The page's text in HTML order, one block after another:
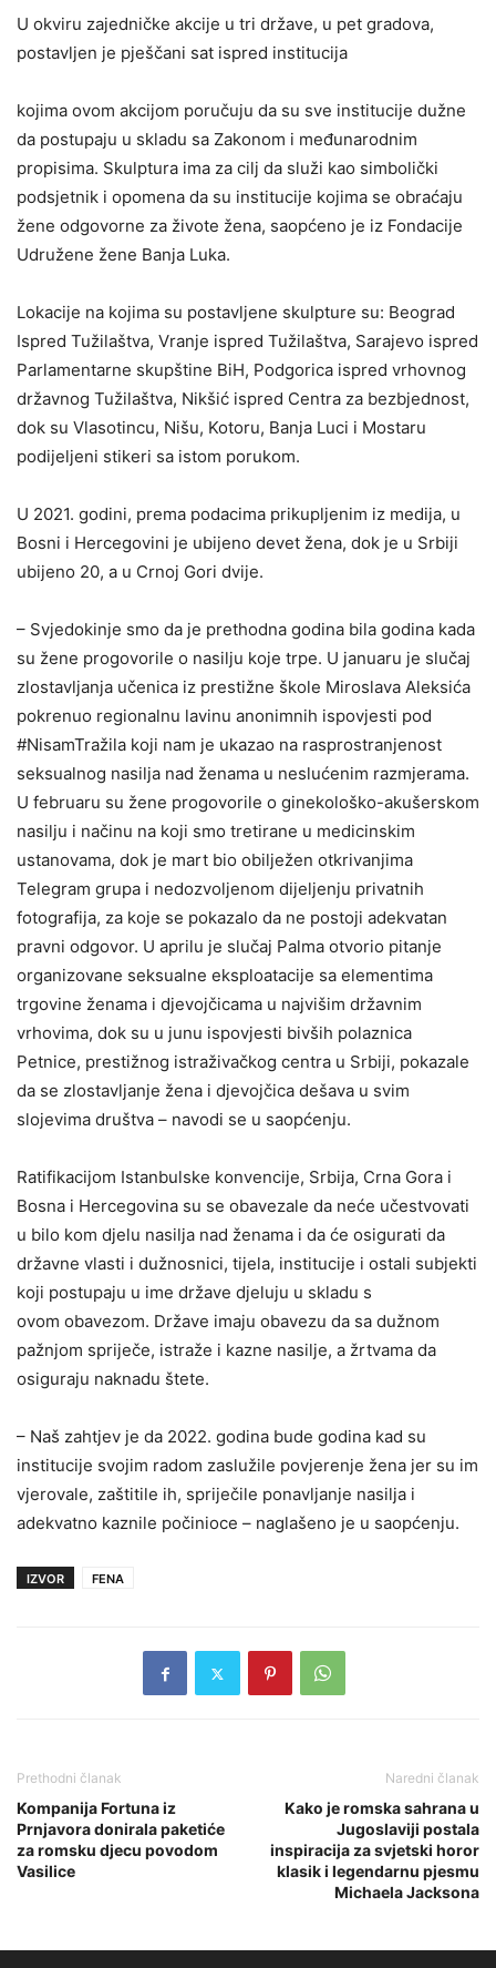
U okviru zajedničke akcije u tri države, u pet gradova,
postavljen je pješčani sat ispred institucija
kojima ovom akcijom poručuju da su sve institucije dužne
da postupaju u skladu sa Zakonom i međunarodnim
propisima. Skulptura ima za cilj da služi kao simbolički
podsjetnik i opomena da su institucije kojima se obraćaju
žene odgovorne za živote žena, saopćeno je iz Fondacije
Udružene žene Banja Luka.
Lokacije na kojima su postavljene skulpture su: Beograd
Ispred Tužilaštva, Vranje ispred Tužilaštva, Sarajevo ispred
Parlamentarne skupštine BiH, Podgorica ispred vrhovnog
državnog Tužilaštva, Nikšić ispred Centra za bezbjednost,
dok su Vlasotincu, Nišu, Kotoru, Banja Luci i Mostaru
podijeljeni stikeri sa istom porukom.
U 2021. godini, prema podacima prikupljenim iz medija, u
Bosni i Hercegovini je ubijeno devet žena, dok je u Srbiji
ubijeno 20, a u Crnoj Gori dvije.
– Svjedokinje smo da je prethodna godina bila godina kada
su žene progovorile o nasilju koje trpe. U januaru je slučaj
zlostavljanja učenica iz prestižne škole Miroslava Aleksića
pokrenuo regionalnu lavinu anonimnih ispovjesti pod
#NisamTražila koji nam je ukazao na rasprostranjenost
seksualnog nasilja nad ženama u neslućenim razmjerama.
U februaru su žene progovorile o ginekološko-akušerskom
nasilju i načinu na koji smo tretirane u medicinskim
ustanovama, dok je mart bio obilježen otkrivanjima
Telegram grupa i nedozvoljenom dijeljenju privatnih
fotografija, za koje se pokazalo da ne postoji adekvatan
pravni odgovor. U aprilu je slučaj Palma otvorio pitanje
organizovane seksualne eksploatacije sa elementima
trgovine ženama i djevojčicama u najvišim državnim
vrhovima, dok su u junu ispovjesti bivših polaznica
Petnice, prestižnog istraživačkog centra u Srbiji, pokazale
da se zlostavljanje žena i djevojčica dešava u svim
slojevima društva – navodi se u saopćenju.
Ratifikacijom Istanbulske konvencije, Srbija, Crna Gora i
Bosna i Hercegovina su se obavezale da neće učestvovati
u bilo kom djelu nasilja nad ženama i da će osigurati da
državne vlasti i dužnosnici, tijela, institucije i ostali subjekti
koji postupaju u ime države djeluju u skladu s
ovom obavezom. Države imaju obavezu da sa dužnom
pažnjom spriječe, istraže i kazne nasilje, a žrtvama da
osiguraju naknadu štete.
– Naš zahtjev je da 2022. godina bude godina kad su
institucije svojim radom zaslužile povjerenje žena jer su im
vjerovale, zaštitile ih, spriječile ponavljanje nasilja i
adekvatno kaznile počinioce – naglašeno je u saopćenju.
IZVOR FENA
Prethodni članak
Kompanija Fortuna iz
Prnjavora donirala paketiće
za romsku djecu povodom
Vasilice
Naredni članak
Kako je romska sahrana u
Jugoslaviji postala
inspiracija za svjetski horor
klasik i legendarnu pjesmu
Michaela Jacksona